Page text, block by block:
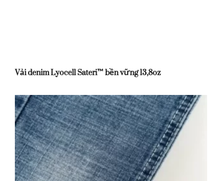
Vải denim Lyocell Sateri™ bền vững 13,8oz